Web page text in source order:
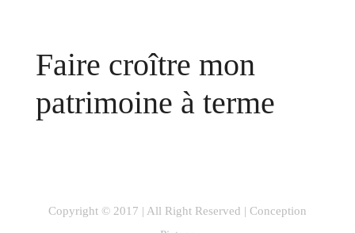
Faire croître mon
patrimoine à terme
Copyright © 2017 | All Right Reserved | Conception